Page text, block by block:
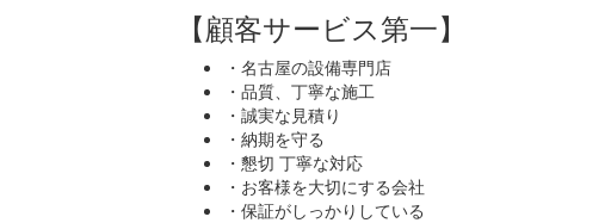
【顧客サービス第一】
・名古屋の設備専門店
・品質、丁寧な施工
・誠実な見積り
・納期を守る
・懇切 丁寧な対応
・お客様を大切にする会社
・保証がしっかりしている